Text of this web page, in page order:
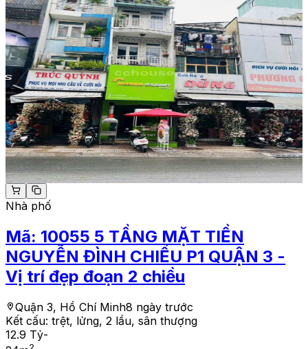
Nhà phố
Mã: 10055 5 TẦNG MẶT TIỀN
NGUYỄN ĐÌNH CHIỂU P1 QUẬN 3 -
Vị trí đẹp đoạn 2 chiều
Quận 3, Hồ Chí Minh8 ngày trước
Kết cấu: trệt, lửng, 2 lầu, sân thượng
12.9 Tỷ-
2